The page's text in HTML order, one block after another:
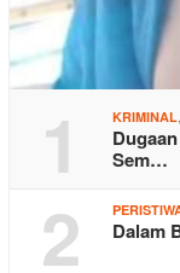
1 KRIMINAL
Sem…
2 Dalam